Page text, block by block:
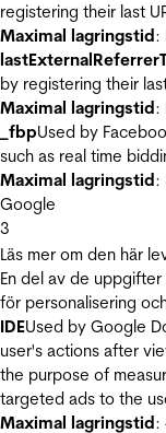
registering their last
Maximal lagringstid:
by registering their
Maximal lagringstid:
_fbpUsed by
such as real time
Maximal lagringstid:
Google
3
Läs mer om den här
En del av de
för personalisering
IDEUsed by Google
user's actions after
the purpose of
targeted ads to the
Maximal lagringstid: